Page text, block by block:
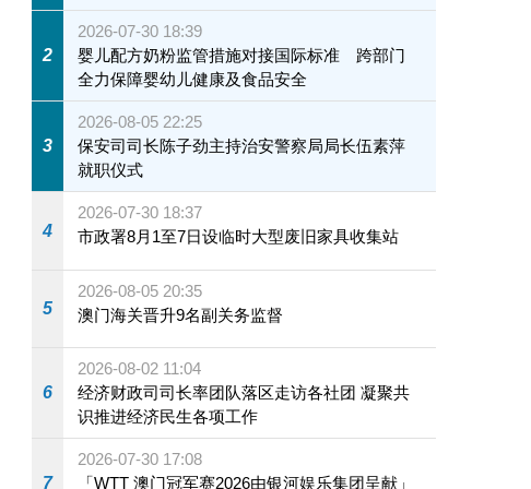
2
2026-07-30 18:39
婴儿配方奶粉监管措施对接国际标准 跨部门
全力保障婴幼儿健康及食品安全
3
2026-08-05 22:25
保安司司长陈子劲主持治安警察局局长伍素萍
就职仪式
4
2026-07-30 18:37
市政署8月1至7日设临时大型废旧家具收集站
5
2026-08-05 20:35
澳门海关晋升9名副关务监督
6
2026-08-02 11:04
经济财政司司长率团队落区走访各社团 凝聚共
识推进经济民生各项工作
7
2026-07-30 17:08
「WTT 澳门冠军赛2026由银河娱乐集团呈献」